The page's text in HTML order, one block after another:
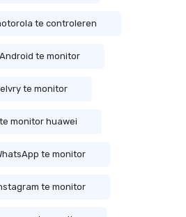
te controleren
te monitor
te monitor
monitor huawei
te monitor
te monitor